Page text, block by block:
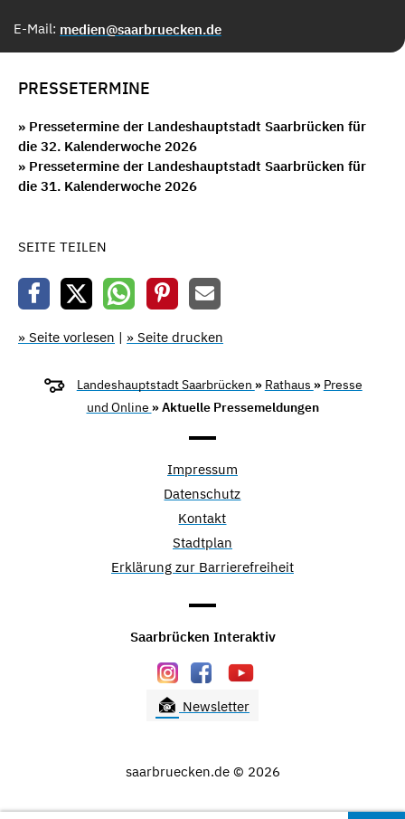
E-Mail: medien@saarbruecken.de
PRESSETERMINE
» Pressetermine der Landeshauptstadt Saarbrücken für
die 32. Kalenderwoche 2026
» Pressetermine der Landeshauptstadt Saarbrücken für
die 31. Kalenderwoche 2026
SEITE TEILEN
» Seite vorlesen | » Seite drucken
Landeshauptstadt Saarbrücken » Rathaus » Presse
und Online » Aktuelle Pressemeldungen
Impressum
Datenschutz
Kontakt
Stadtplan
Erklärung zur Barrierefreiheit
Saarbrücken Interaktiv
Newsletter
saarbruecken.de © 2026